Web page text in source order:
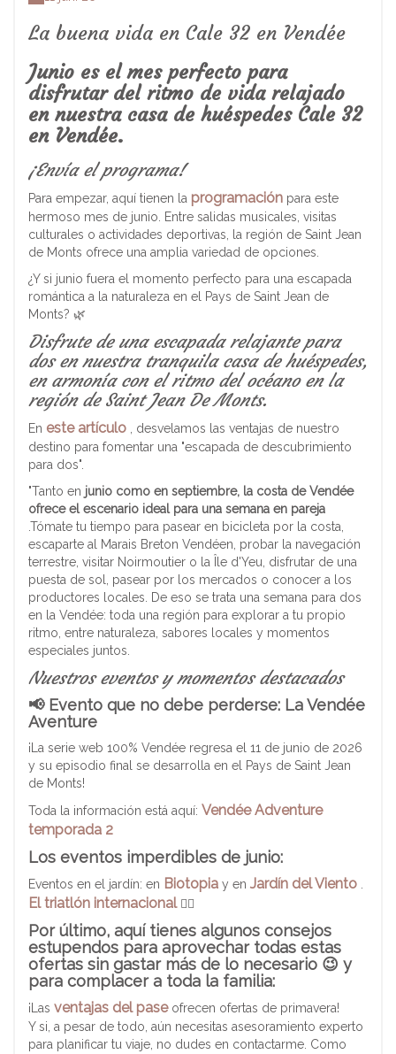
La buena vida en Cale 32 en Vendée
Junio es el mes perfecto para
disfrutar del ritmo de vida relajado
en nuestra casa de huéspedes Cale 32
en Vendée.
¡Envía el programa!
Para empezar, aquí tienen la programación para este
hermoso mes de junio. Entre salidas musicales, visitas
culturales o actividades deportivas, la región de Saint Jean
de Monts ofrece una amplia variedad de opciones.
¿Y si junio fuera el momento perfecto para una escapada
romántica a la naturaleza en el Pays de Saint Jean de
Monts? 🌿
Disfrute de una escapada relajante para
dos en nuestra tranquila casa de huéspedes,
en armonía con el ritmo del océano en la
región de Saint Jean De Monts.
En este artículo , desvelamos las ventajas de nuestro
destino para fomentar una "escapada de descubrimiento
para dos".
"Tanto en junio como en septiembre, la costa de Vendée
ofrece el escenario ideal para una semana en pareja
.Tómate tu tiempo para pasear en bicicleta por la costa,
escaparte al Marais Breton Vendéen, probar la navegación
terrestre, visitar Noirmoutier o la Île d'Yeu, disfrutar de una
puesta de sol, pasear por los mercados o conocer a los
productores locales. De eso se trata una semana para dos
en la Vendée: toda una región para explorar a tu propio
ritmo, entre naturaleza, sabores locales y momentos
especiales juntos.
Nuestros eventos y momentos destacados
📢 Evento que no debe perderse: La Vendée
Aventure
¡La serie web 100% Vendée regresa el 11 de junio de 2026
y su episodio final se desarrolla en el Pays de Saint Jean
de Monts!
Toda la información está aquí: Vendée Adventure
temporada 2
Los eventos imperdibles de junio:
Eventos en el jardín: en Biotopia y en Jardín del Viento .
El triatlón internacional🏃‍♂️
Por último, aquí tienes algunos consejos
estupendos para aprovechar todas estas
ofertas sin gastar más de lo necesario 😉 y
para complacer a toda la familia:
¡Las ventajas del paseofrecen ofertas de primavera!
Y si, a pesar de todo, aún necesitas asesoramiento experto
para planificar tu viaje, no dudes en contactarme. Como